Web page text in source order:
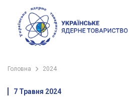
Головна 2024
7 Травня 2024